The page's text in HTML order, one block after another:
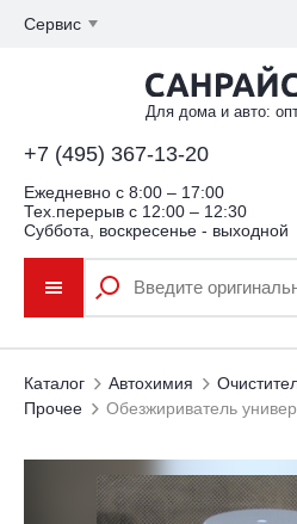
Сервис
Для дома и авто:
+7 (495) 367-13-20
Ежедневно c 8:00 – 17:00
Тех.перерыв с 12:00 – 12:30
Суббота, воскресенье - выходной
Каталог Автохимия
Прочее
Обезжириватель